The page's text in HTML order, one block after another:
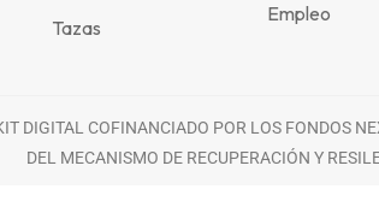
Tazas
Empleo
DIGITAL COFINANCIADO POR LOS FONDOS
DEL MECANISMO DE RECUPERACIÓN Y